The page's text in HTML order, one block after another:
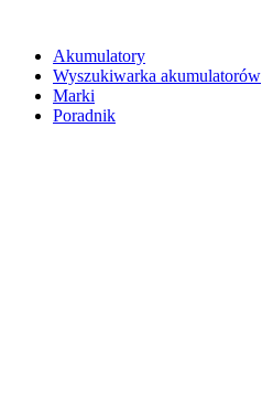
Akumulatory
Wyszukiwarka akumulatorów
Marki
Poradnik